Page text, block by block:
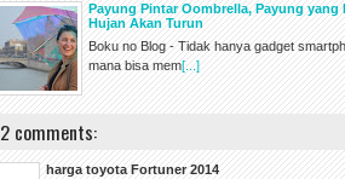
Payung Pintar Oombrella, Payung
Hujan Akan Turun
Boku no Blog - Tidak hanya gadget
mana bisa mem[...]
2 comments:
harga toyota Fortuner 2014